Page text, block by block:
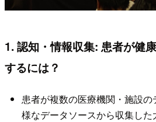
1. 認知・情報収集: 患者が健
するには？
患者が複数の医療機関・施設
様なデータソースから収集し